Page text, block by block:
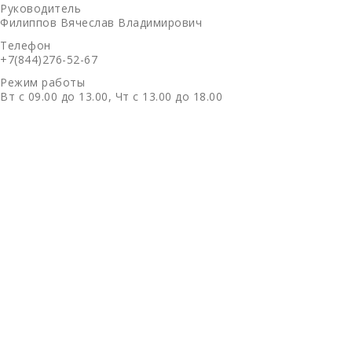
Руководитель
Филиппов Вячеслав Владимирович
Телефон
+7(844)276-52-67
Режим работы
Вт с 09.00 до 13.00, Чт с 13.00 до 18.00